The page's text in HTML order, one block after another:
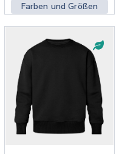
Farben und Größen